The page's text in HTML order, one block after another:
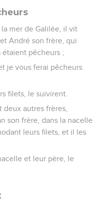
mer de Galilée, il vit
André son frère, qui
étaient pêcheurs ;
je vous ferai pêcheurs
filets, le suivirent.
deux autres frères,
son frère, dans la nacelle
leurs filets, et il les
et leur père, le